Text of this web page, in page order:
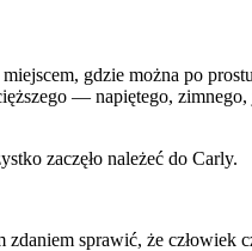
gdzie można po
— napiętego,
zaczęło należeć do Carly.
sprawić, że człowiek